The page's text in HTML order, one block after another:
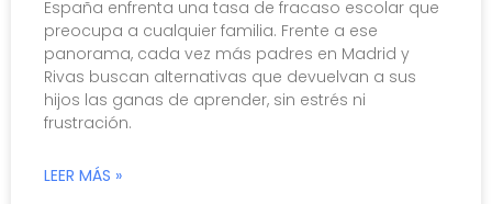
España enfrenta una tasa de fracaso escolar que
preocupa a cualquier familia. Frente a ese
panorama, cada vez más padres en Madrid y
Rivas buscan alternativas que devuelvan a sus
hijos las ganas de aprender, sin estrés ni
frustración.
LEER MÁS »